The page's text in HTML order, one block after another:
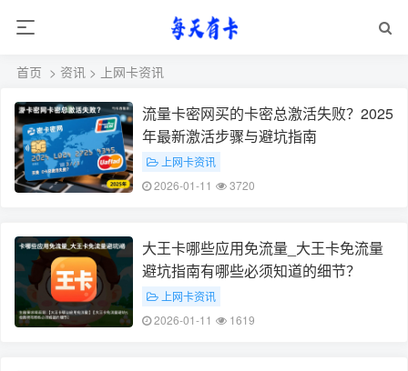
首页 > 资讯 > 上网卡资讯
流量卡密网买的卡密总激活失败？2025
年最新激活步骤与避坑指南
上网卡资讯
2026-01-11
3720
大王卡哪些应用免流量_大王卡免流量
避坑指南有哪些必须知道的细节？
上网卡资讯
2026-01-11
1619